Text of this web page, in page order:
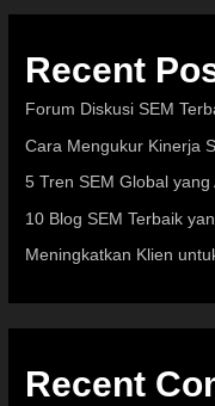
Recent
Forum Diskusi SEM
Cara Mengukur Kinerja
5 Tren SEM Global
10 Blog SEM Terbaik
Meningkatkan Klien
Recent